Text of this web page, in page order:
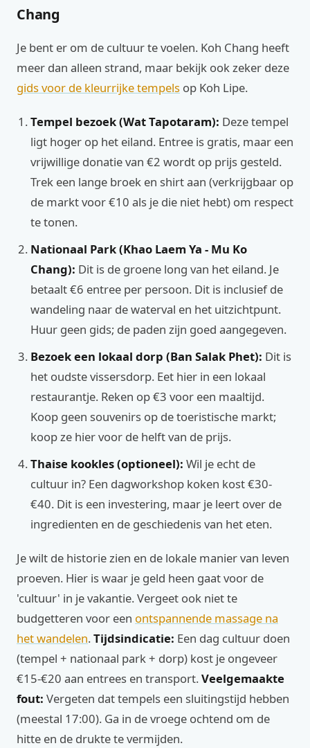
Chang
Je bent er om de cultuur te voelen. Koh Chang heeft
meer dan alleen strand, maar bekijk ook zeker deze
gids voor de kleurrijke tempels op Koh Lipe.
Tempel bezoek (Wat Tapotaram): Deze tempel
ligt hoger op het eiland. Entree is gratis, maar een
vrijwillige donatie van €2 wordt op prijs gesteld.
Trek een lange broek en shirt aan (verkrijgbaar op
de markt voor €10 als je die niet hebt) om respect
te tonen.
Nationaal Park (Khao Laem Ya - Mu Ko
Chang): Dit is de groene long van het eiland. Je
betaalt €6 entree per persoon. Dit is inclusief de
wandeling naar de waterval en het uitzichtpunt.
Huur geen gids; de paden zijn goed aangegeven.
Bezoek een lokaal dorp (Ban Salak Phet): Dit is
het oudste vissersdorp. Eet hier in een lokaal
restaurantje. Reken op €3 voor een maaltijd.
Koop geen souvenirs op de toeristische markt;
koop ze hier voor de helft van de prijs.
Thaise kookles (optioneel): Wil je echt de
cultuur in? Een dagworkshop koken kost €30-
€40. Dit is een investering, maar je leert over de
ingredienten en de geschiedenis van het eten.
Je wilt de historie zien en de lokale manier van leven
proeven. Hier is waar je geld heen gaat voor de
'cultuur' in je vakantie. Vergeet ook niet te
budgetteren voor een ontspannende massage na
het wandelen.Tijdsindicatie: Een dag cultuur doen
(tempel + nationaal park + dorp) kost je ongeveer
€15-€20 aan entrees en transport.Veelgemaakte
fout: Vergeten dat tempels een sluitingstijd hebben
(meestal 17:00). Ga in de vroege ochtend om de
hitte en de drukte te vermijden.